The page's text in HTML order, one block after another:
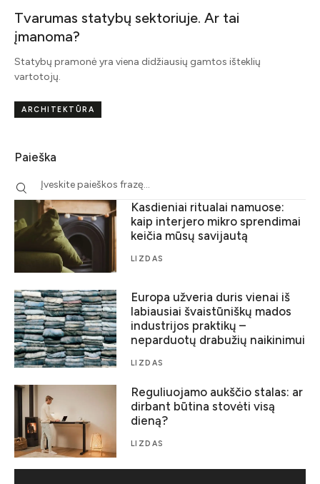
Tvarumas statybų sektoriuje. Ar tai
įmanoma?
Statybų pramonė yra viena didžiausių gamtos išteklių
vartotojų.
ARCHITEKTŪRA
Paieška
Kasdieniai ritualai namuose:
kaip interjero mikro sprendimai
keičia mūsų savijautą
LIZDAS
Europa užveria duris vienai iš
labiausiai švaistūniškų mados
industrijos praktikų –
neparduotų drabužių naikinimui
LIZDAS
Reguliuojamo aukščio stalas: ar
dirbant būtina stovėti visą
dieną?
LIZDAS